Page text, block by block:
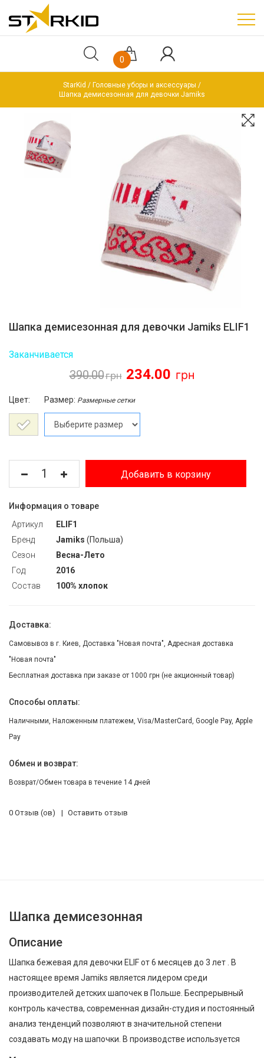
0
StarKid
Головные уборы и аксессуары
Шапка демисезонная для девочки Jamiks
Шапка демисезонная для девочки Jamiks ELIF1
Заканчивается
390.00 234.00
Цвет: Размер: Размерные сетки
Добавить в корзину
Информация о товаре
Артикул
ELIF1
Бренд
Jamiks (Польша)
Сезон
Весна-Лето
Год
2016
Состав
100% хлопок
Доставка:
Самовывоз в г. Киев, Доставка "Новая почта", Адресная доставка
"Новая почта"
Бесплатная доставка при заказе от 1000 грн (не акционный товар)
Способы оплаты:
Наличными, Наложенным платежем, Visa/MasterCard, Google Pay, Apple
Pay
Обмен и возврат:
Возврат/Обмен товара в течение 14 дней
0 Отзыв (ов) Оставить отзыв
Шапка демисезонная
Описание
Шапка бежевая для девочки ELIF от 6 месяцев до 3 лет . В
настоящее время Jamiks является лидером среди
производителей детских шапочек в Польше. Беспрерывный
контроль качества, современная дизайн-студия и постоянный
анализ тенденций позволяют в значительной степени
создавать моду на шапочки. В производстве используется